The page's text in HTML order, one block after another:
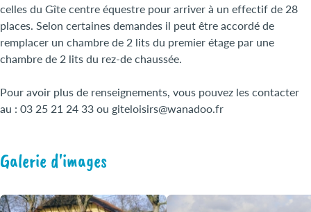
celles du Gîte centre équestre pour arriver à un effectif de 28
places. Selon certaines demandes il peut être accordé de
remplacer un chambre de 2 lits du premier étage par une
chambre de 2 lits du rez-de chaussée.
Pour avoir plus de renseignements, vous pouvez les contacter
au : 03 25 21 24 33 ou giteloisirs@wanadoo.fr
Galerie d'images